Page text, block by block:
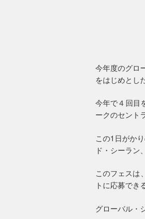
今年度のグロ
をはじめとし
今年で４回目
ークのセント
この1日がか
ド・シーラン
このフェスは
トに応募でき
グローバル・